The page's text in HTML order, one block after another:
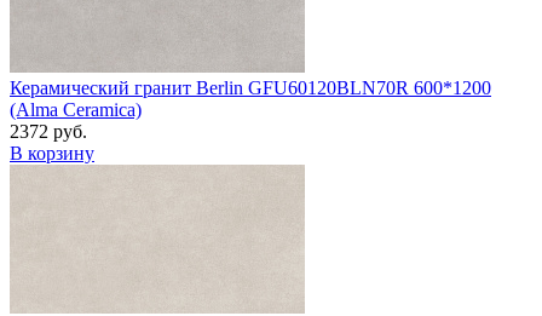
Керамический гранит Berlin GFU60120BLN70R 600*1200
(Alma Ceramica)
2372 руб.
В корзину